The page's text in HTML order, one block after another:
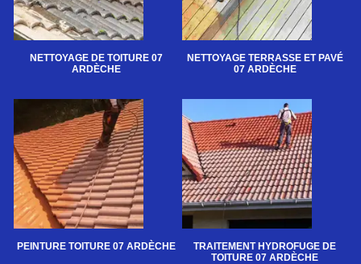
NETTOYAGE DE TOITURE 07
ARDÈCHE
NETTOYAGE TERRASSE ET PAVÉ
07 ARDÈCHE
PEINTURE TOITURE 07 ARDÈCHE
TRAITEMENT HYDROFUGE DE
TOITURE 07 ARDÈCHE